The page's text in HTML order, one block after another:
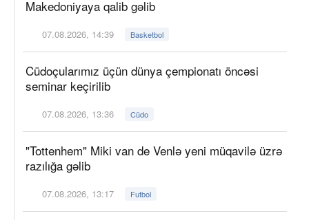
Makedoniyaya qalib gəlib
07.08.2026, 14:39 Basketbol
Cüdoçularımız üçün dünya çempionatı öncəsi
seminar keçirilib
07.08.2026, 13:36 Cüdo
"Tottenhem" Miki van de Venlə yeni müqavilə üzrə
razılığa gəlib
07.08.2026, 13:17 Futbol